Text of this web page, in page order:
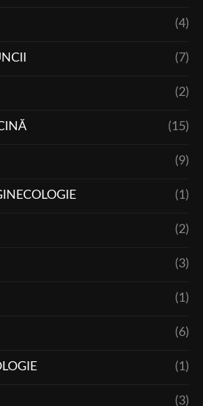
(4)
(7)
(2)
(15)
(9)
(1)
(2)
(3)
(1)
(6)
(1)
(3)